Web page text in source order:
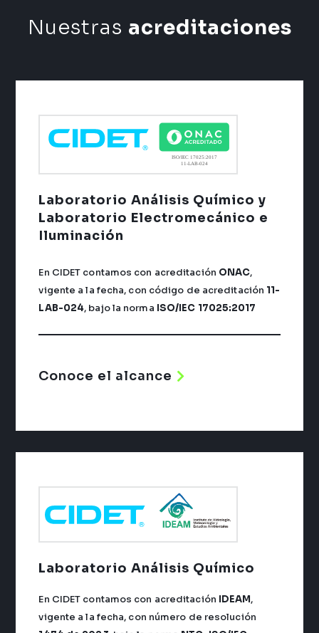
Nuestras acreditaciones
Laboratorio Análisis Químico y
Laboratorio Electromecánico e
Iluminación
En CIDET contamos con acreditación ONAC,
vigente a la fecha, con código de acreditación 11-
LAB-024, bajo la norma ISO/IEC 17025:2017
Conoce el alcance
LaboratorioAnálisis Químico
En CIDET contamos con acreditación IDEAM,
vigente a la fecha, con número de resolución